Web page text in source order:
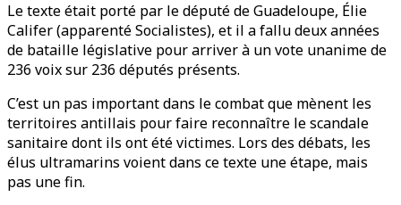
Le texte était porté par le député de Guadeloupe, Élie
Califer (apparenté Socialistes), et il a fallu deux années
de bataille législative pour arriver à un vote unanime de
236 voix sur 236 députés présents.
C’est un pas important dans le combat que mènent les
territoires antillais pour faire reconnaître le scandale
sanitaire dont ils ont été victimes. Lors des débats, les
élus ultramarins voient dans ce texte une étape, mais
pas une fin.